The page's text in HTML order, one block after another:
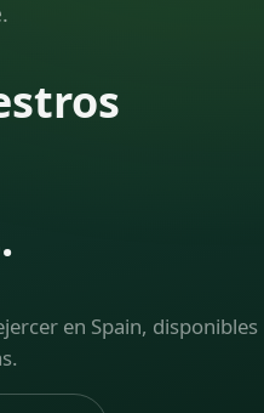
en Spain, disponibles